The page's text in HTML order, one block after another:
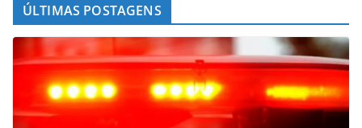
ÚLTIMAS POSTAGENS